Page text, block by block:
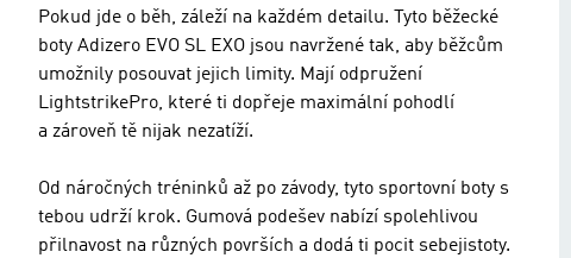
Pokud jde o běh, záleží na každém detailu. Tyto běžecké
boty Adizero EVO SL EXO jsou navržené tak, aby běžcům
umožnily posouvat jejich limity. Mají odpružení
LightstrikePro, které ti dopřeje maximální pohodlí
a zároveň tě nijak nezatíží.
Od náročných tréninků až po závody, tyto sportovní boty s
tebou udrží krok. Gumová podešev nabízí spolehlivou
přilnavost na různých površích a dodá ti pocit sebejistoty.